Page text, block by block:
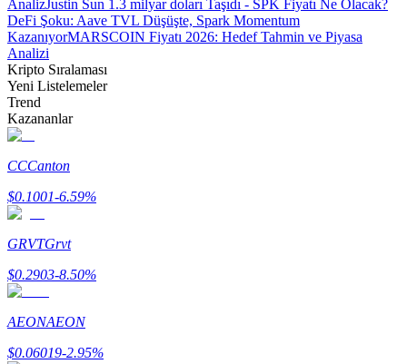
Bitrue Ortakları
Bitrue İş Ortağı
Kullanıcı başına %65'e kadar komisyon!
AnalizJustin Sun 1.3 milyar doları Taşıdı - SPK Fiyatı Ne Olacak?
DeFi Şoku: Aave TVL Düşüşte, Spark Momentum
KazanıyorMARSCOIN Fiyatı 2026: Hedef Tahmin ve Piyasa
Analizi
Kripto Sıralaması
Yeni Listelemeler
Trend
Kazananlar
CCCanton
$0.1001-6.59%
GRVTGrvt
$0.2903-8.50%
AEONAEON
$0.06019-2.95%